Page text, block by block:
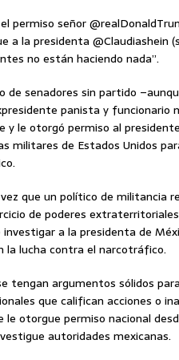
permiso señor
a la presidenta @Claudiashein
no están haciendo nada”.
de senadores sin partido
panista y funcionario
y le otorgó permiso al
militares de Estados Unidos
que un político de militancia
de poderes
a la presidenta de
la lucha contra el narcotráfico.
tengan argumentos sólidos
que califican acciones o
le otorgue permiso nacional
autoridades mexicanas.